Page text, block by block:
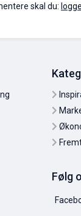
koster penge at
skal du:
Følg